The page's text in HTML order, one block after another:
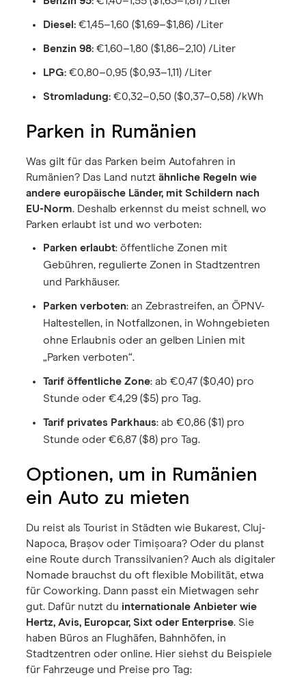
Diesel: €1,45–1,60 ($1,69–$1,86) /Liter
Benzin 98: €1,60–1,80 ($1,86–2,10) /Liter
LPG: €0,80–0,95 ($0,93–1,11) /Liter
Stromladung: €0,32–0,50 ($0,37–0,58) /kWh
Parken in Rumänien
Was gilt für das Parken beim Autofahren in
Rumänien? Das Land nutztähnliche Regeln wie
andere europäische Länder, mit Schildern nach
EU-Norm. Deshalb erkennst du meist schnell, wo
Parken erlaubt ist und wo verboten:
Parken erlaubt: öffentliche Zonen mit
Gebühren, regulierte Zonen in Stadtzentren
und Parkhäuser.
Parken verboten: an Zebrastreifen, an ÖPNV-
Haltestellen, in Notfallzonen, in Wohngebieten
ohne Erlaubnis oder an gelben Linien mit
„Parken verboten“.
Tarif öffentliche Zone: ab €0,47 ($0,40) pro
Stunde oder €4,29 ($5) pro Tag.
Tarif privates Parkhaus: ab €0,86 ($1) pro
Stunde oder €6,87 ($8) pro Tag.
Optionen, um in Rumänien
ein Auto zu mieten
Du reist als Tourist in Städten wie Bukarest, Cluj-
Napoca, Brașov oder Timișoara? Oder du planst
eine Route durch Transsilvanien? Auch als digitaler
Nomade brauchst du oft flexible Mobilität, etwa
für Coworking. Dann passt ein Mietwagen sehr
gut. Dafür nutzt du internationale Anbieter wie
Hertz, Avis, Europcar, Sixt oder Enterprise. Sie
haben Büros an Flughäfen, Bahnhöfen, in
Stadtzentren oder online. Hier siehst du Beispiele
für Fahrzeuge und Preise pro Tag: